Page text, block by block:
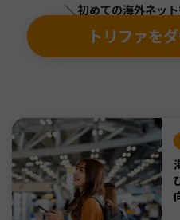
＼ 初めての海外ネッ
トリファを